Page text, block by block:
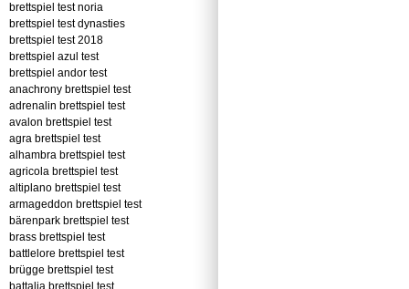
brettspiel test noria
brettspiel test dynasties
brettspiel test 2018
brettspiel azul test
brettspiel andor test
anachrony brettspiel test
adrenalin brettspiel test
avalon brettspiel test
agra brettspiel test
alhambra brettspiel test
agricola brettspiel test
altiplano brettspiel test
armageddon brettspiel test
bärenpark brettspiel test
brass brettspiel test
battlelore brettspiel test
brügge brettspiel test
battalia brettspiel test